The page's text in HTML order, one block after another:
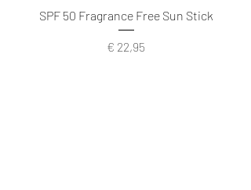
SPF 50 Fragrance Free Sun Stick
Prijs
€ 22,95